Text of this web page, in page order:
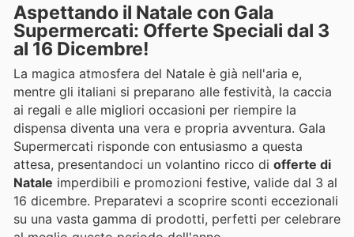
Aspettando il Natale con Gala
Supermercati: Offerte Speciali dal 3
al 16 Dicembre!
La magica atmosfera del Natale è già nell'aria e,
mentre gli italiani si preparano alle festività, la caccia
ai regali e alle migliori occasioni per riempire la
dispensa diventa una vera e propria avventura. Gala
Supermercati risponde con entusiasmo a questa
attesa, presentandoci un volantino ricco di offerte di
Natale imperdibili e promozioni festive, valide dal 3 al
16 dicembre. Preparatevi a scoprire sconti eccezionali
su una vasta gamma di prodotti, perfetti per celebrare